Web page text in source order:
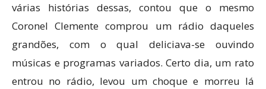
várias histórias dessas, contou que o mesmo
Coronel Clemente comprou um rádio daqueles
grandões, com o qual deliciava-se ouvindo
músicas e programas variados. Certo dia, um rato
entrou no rádio, levou um choque e morreu lá